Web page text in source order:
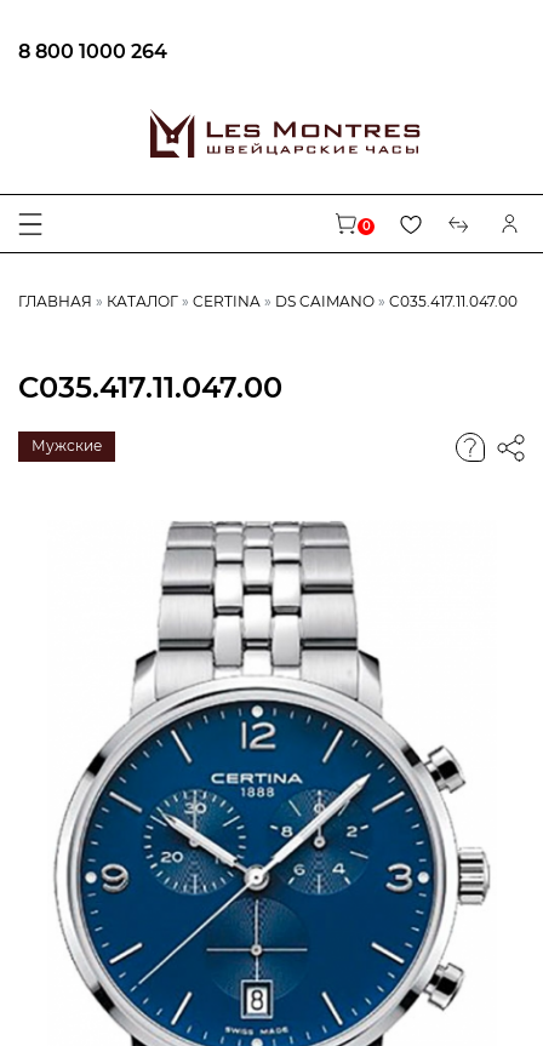
8 800 1000 264
0
ГЛАВНАЯ КАТАЛОГ CERTINA DS CAIMANO C035.417.11.047.00
C035.417.11.047.00
Мужские